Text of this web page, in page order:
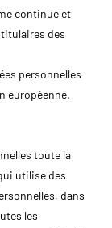
continue et
des
personnelles
européenne.
toute la
utilise des
dans
les